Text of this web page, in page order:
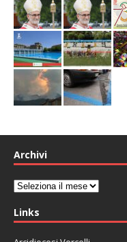
Archivi
Archivi
Links